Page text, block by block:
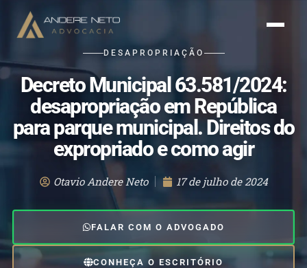
DESAPROPRIAÇÃO
Decreto Municipal 63.581/2024:
desapropriação em República
para parque municipal. Direitos do
expropriado e como agir
Otavio Andere Neto 17 de julho de 2024
FALAR COM O ADVOGADO
CONHEÇA O ESCRITÓRIO